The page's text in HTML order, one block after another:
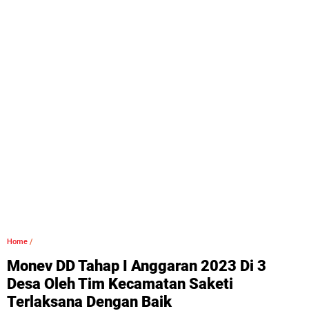
Home /
Monev DD Tahap I Anggaran 2023 Di 3
Desa Oleh Tim Kecamatan Saketi
Terlaksana Dengan Baik